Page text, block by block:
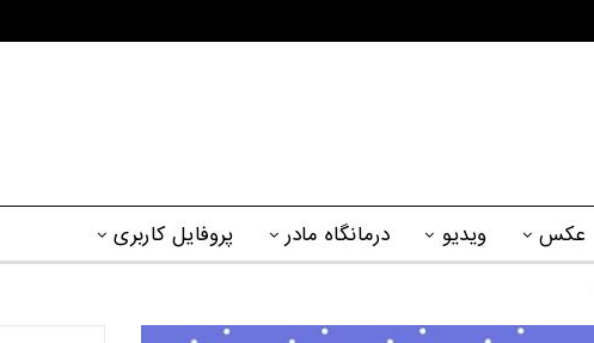
عکس ویدیو درمانگاه مادر پروفایل کاربری